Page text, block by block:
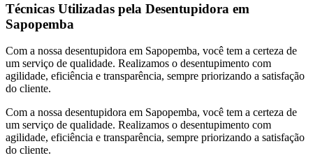
Técnicas Utilizadas pela Desentupidora em
Sapopemba
Com a nossa desentupidora em Sapopemba, você tem a certeza de
um serviço de qualidade. Realizamos o desentupimento com
agilidade, eficiência e transparência, sempre priorizando a satisfação
do cliente.
Com a nossa desentupidora em Sapopemba, você tem a certeza de
um serviço de qualidade. Realizamos o desentupimento com
agilidade, eficiência e transparência, sempre priorizando a satisfação
do cliente.